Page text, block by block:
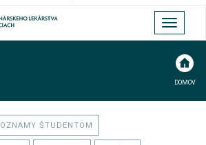
Toggle
DOMOV
OZNAMY ŠTUDENTOM